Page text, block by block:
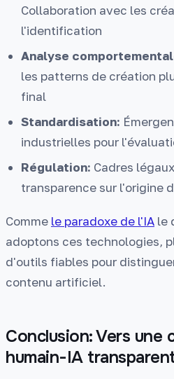
Collaboration avec les
l'identification
Analyse
les patterns de création
final
Standardisation:
industrielles pour
Régulation: Cadres
transparence sur l'origine
Comme le paradoxe de l'IA le
adoptons ces technologies,
d'outils fiables pour
contenu artificiel.
Conclusion: Vers une
humain-IA